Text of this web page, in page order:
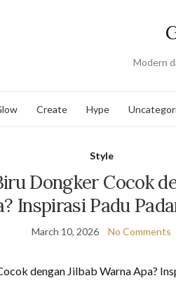
Modern
Create Hype
Style
Dongker Cocok
Inspirasi Padu
March 10, 2026 No Comments